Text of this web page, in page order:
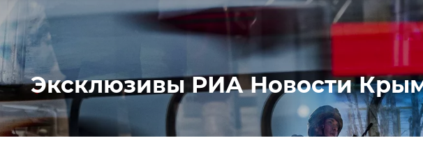
Эксклюзивы РИА Новости